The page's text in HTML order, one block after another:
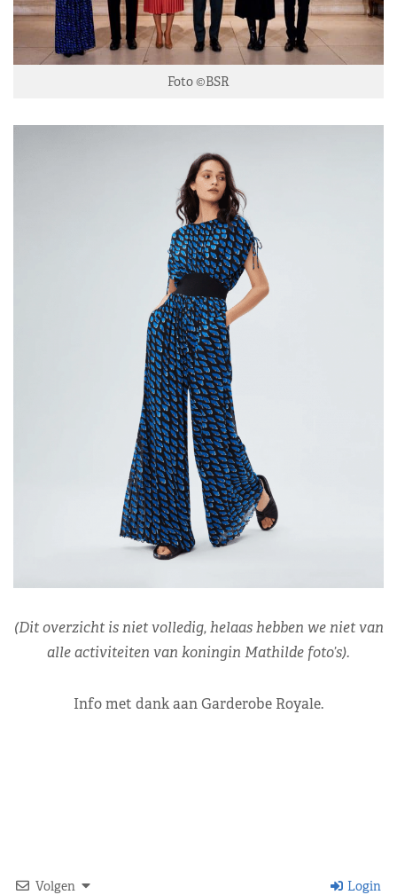
Foto ©BSR
(Dit overzicht is niet volledig, helaas hebben we niet van
alle activiteiten van koningin Mathilde foto’s).
Info met dank aan Garderobe Royale.
Volgen Login